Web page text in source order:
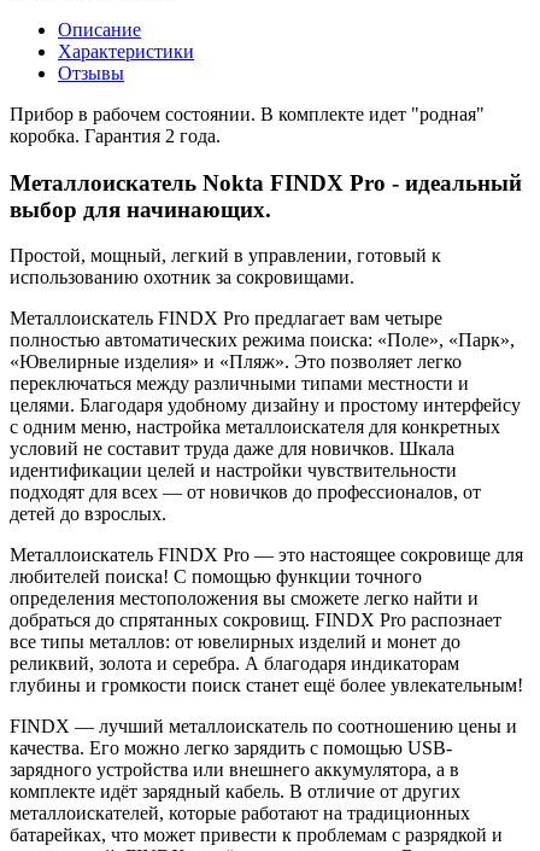
Описание
Характеристики
Отзывы
Прибор в рабочем состоянии. В комплекте идет "родная"
коробка. Гарантия 2 года.
Металлоискатель Nokta FINDX Pro - идеальный
выбор для начинающих.
Простой, мощный, легкий в управлении, готовый к
использованию охотник за сокровищами.
Металлоискатель FINDX Pro предлагает вам четыре
полностью автоматических режима поиска: «Поле», «Парк»,
«Ювелирные изделия» и «Пляж». Это позволяет легко
переключаться между различными типами местности и
целями. Благодаря удобному дизайну и простому интерфейсу
с одним меню, настройка металлоискателя для конкретных
условий не составит труда даже для новичков. Шкала
идентификации целей и настройки чувствительности
подходят для всех — от новичков до профессионалов, от
детей до взрослых.
Металлоискатель FINDX Pro — это настоящее сокровище для
любителей поиска! С помощью функции точного
определения местоположения вы сможете легко найти и
добраться до спрятанных сокровищ. FINDX Pro распознает
все типы металлов: от ювелирных изделий и монет до
реликвий, золота и серебра. А благодаря индикаторам
глубины и громкости поиск станет ещё более увлекательным!
FINDX — лучший металлоискатель по соотношению цены и
качества. Его можно легко зарядить с помощью USB-
зарядного устройства или внешнего аккумулятора, а в
комплекте идёт зарядный кабель. В отличие от других
металлоискателей, которые работают на традиционных
батарейках, что может привести к проблемам с разрядкой и